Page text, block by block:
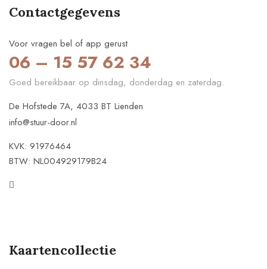
Contactgegevens
Voor vragen bel of app gerust
06 – 15 57 62 34
Goed bereikbaar op dinsdag, donderdag en zaterdag.
De Hofstede 7A, 4033 BT Lienden
info@stuur-door.nl
KVK: 91976464
BTW: NL004929179B24
Kaartencollectie